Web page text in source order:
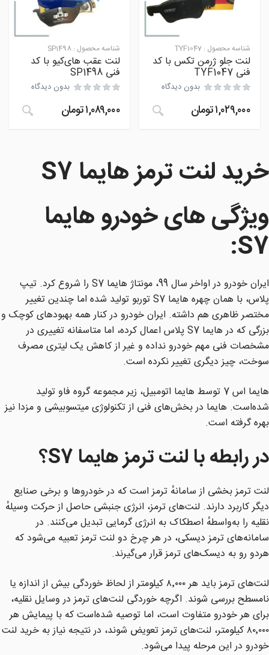
شناسه محصول : TYF1047
لنت جلو ژرمن تکس با کد
فنی TYF1047
بدون دیدگاه
۱,۰۲۹,۰۰۰تومان
شناسه محصول : SP1498
لنت عقب های‌کیو با کد
فنی SP1498
بدون دیدگاه
۱,۰۸۹,۰۰۰تومان
خرید لنت ترمز هایما S7
ویژگی های خودرو هایما
S7
:
ایران خودرو در اواخر سال 99، مونتاژ هایما S7 را شروع کرد. تیپ
پلاس، با همان چهره هایما S7 توربو تولید شده اما چندین تغییر
مختصر ظاهری هم داشته. ایران خودرو در کنار همه بهبودهای کوچک و
بزرگی که در هایما S7 پلاس اعمال کرده، اما متاسفانه تغییری در
مشخصات فنی مهم خودرو نداده و غیر از کاهش یک لیتری مصرف
سوخت، چیز دیگری تغییر نکرده است.
هایما اس 7 توسط هایما اتومبیل، زیر مجموعه گروه فاو تولید
شده‌است. هایما در بخش‌های فنی از تکنولوژی میتسوبیشی و مزدا نیز
بهره گرفته‌ است.
در رابطه با لنت ترمز هایما S7؟
لنت ترمز بخشی از سامانهٔ ترمز است که در خودروها و برخی صنایع
دیگر کاربرد دارند. لنت‌های ترمز، انرژی جنبشی حاصل از حرکت وسیلهٔ
نقلیه را به‌واسطهٔ اصطکاک به انرژی گرمایی تبدیل می‌کنند. در
سامانه‌های ترمز دیسکی، در هر چرخ دو لنت ترمز تعبیه می‌شود که
هردو رو به دیسک‌های ترمز قرار می‌گیرند.
لنت‌های ترمز باید هر ۸٬۰۰۰ کیلومتر از لحاظ خوردگی بیش از اندازه یا
نامسطح بررسی شوند. اگرچه خوردگی لنت‌های ترمز در وسایل نقلیه،
برای هر خودرو متفاوت است، اما توصیه شده‌است که با پیمایش هر
۸۰٬۰۰۰ کیلومتر، لنت‌های ترمز تعویض شوند، در نتیجه نیاز به خرید لنت
خودرو در این مرحله پیدا می‌شود.